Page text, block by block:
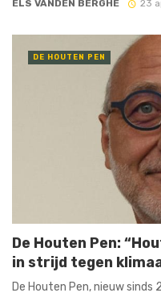
ELS VANDEN BERGHE 23
DE HOUTEN PEN
De Houten Pen:
in strijd tegen
De Houten Pen, nieuw sinds